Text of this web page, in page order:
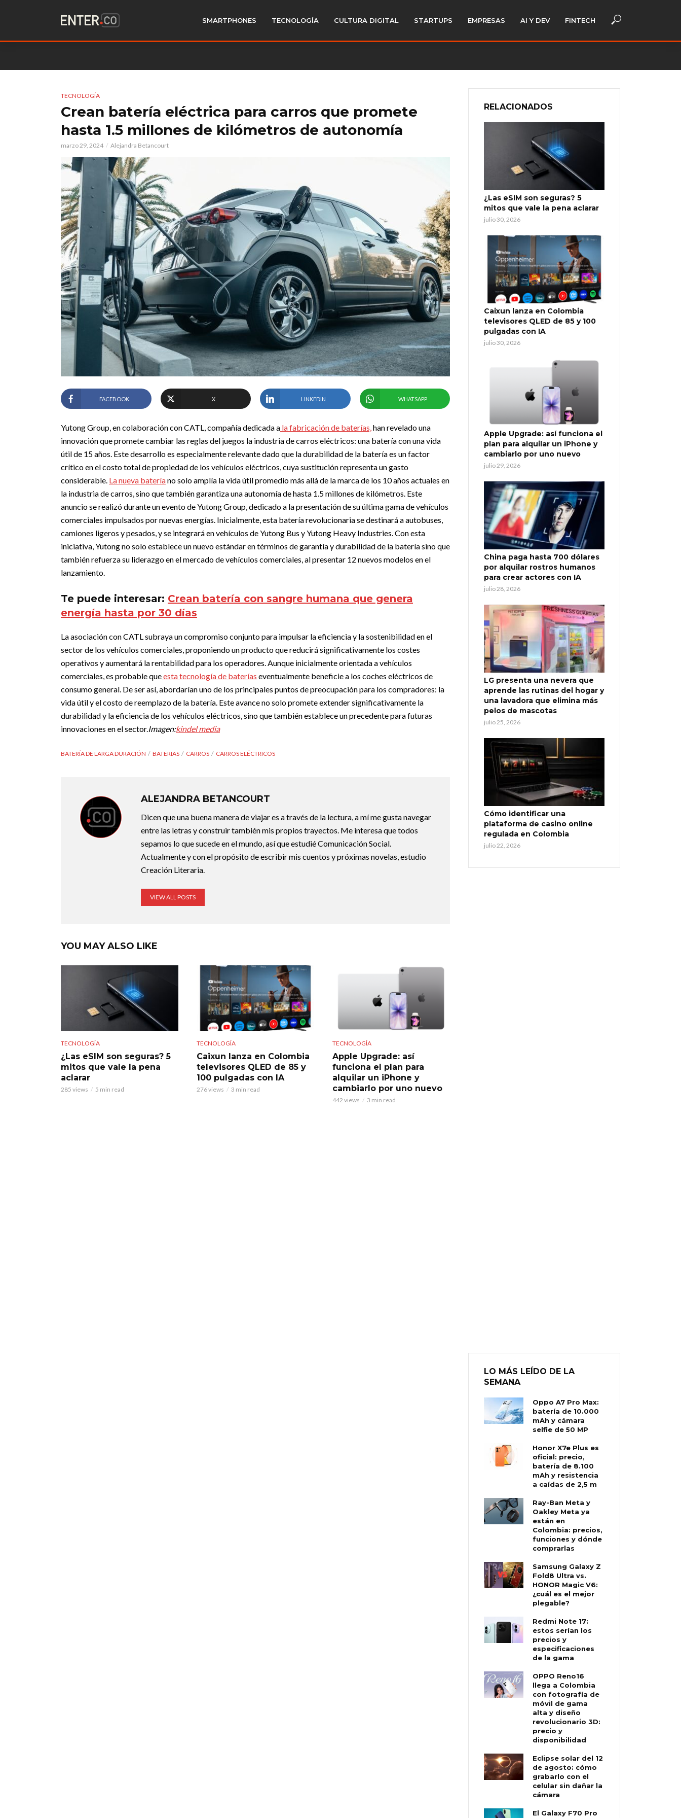
SMARTPHONES TECNOLOGÍA CULTURA DIGITAL STARTUPS EMPRESAS AI Y DEV FINTECH
TECNOLOGÍA
Crean batería eléctrica para carros que promete
hasta 1.5 millones de kilómetros de autonomía
marzo 29, 2024 Alejandra Betancourt
FACEBOOK X LINKEDIN WHATSAPP
Yutong Group, en colaboración con CATL, compañía dedicada a la fabricación de baterías,han revelado una
innovación que promete cambiar las reglas del juegos la industria de carros eléctricos: una batería con una vida
útil de 15 años. Este desarrollo es especialmente relevante dado que la durabilidad de la batería es un factor
crítico en el costo total de propiedad de los vehículos eléctricos, cuya sustitución representa un gasto
considerable. La nueva bateríano solo amplía la vida útil promedio más allá de la marca de los 10 años actuales en
la industria de carros, sino que también garantiza una autonomía de hasta 1.5 millones de kilómetros. Este
anuncio se realizó durante un evento de Yutong Group, dedicado a la presentación de su última gama de vehículos
comerciales impulsados por nuevas energías. Inicialmente, esta batería revolucionaria se destinará a autobuses,
camiones ligeros y pesados, y se integrará en vehículos de Yutong Bus y Yutong Heavy Industries. Con esta
iniciativa, Yutong no solo establece un nuevo estándar en términos de garantía y durabilidad de la batería sino que
también refuerza su liderazgo en el mercado de vehículos comerciales, al presentar 12 nuevos modelos en el
lanzamiento.
Te puede interesar: Crean batería con sangre humana que genera
energía hasta por 30 días
La asociación con CATL subraya un compromiso conjunto para impulsar la eficiencia y la sostenibilidad en el
sector de los vehículos comerciales, proponiendo un producto que reducirá significativamente los costes
operativos y aumentará la rentabilidad para los operadores.Aunque inicialmente orientada a vehículos
comerciales, es probable queesta tecnología de baterías eventualmente beneficie a los coches eléctricos de
consumo general. De ser así, abordarían uno de los principales puntos de preocupación para los compradores: la
vida útil y el costo de reemplazo de la batería. Este avance no solo promete extender significativamente la
durabilidad y la eficiencia de los vehículos eléctricos, sino que también establece un precedente para futuras
innovaciones en el sector.Imagen:kindel media
BATERÍA DE LARGA DURACIÓN BATERIAS CARROS CARROS ELÉCTRICOS
ALEJANDRA BETANCOURT
Dicen que una buena manera de viajar es a través de la lectura, a mí me gusta navegar
entre las letras y construir también mis propios trayectos. Me interesa que todos
sepamos lo que sucede en el mundo, así que estudié Comunicación Social.
Actualmente y con el propósito de escribir mis cuentos y próximas novelas, estudio
Creación Literaria.
VIEW ALL POSTS
YOU MAY ALSO LIKE
TECNOLOGÍA
¿Las eSIM son seguras? 5
mitos que vale la pena
aclarar
285 views 5 min read
TECNOLOGÍA
Caixun lanza en Colombia
televisores QLED de 85 y
100 pulgadas con IA
276 views 3 min read
TECNOLOGÍA
Apple Upgrade: así
funciona el plan para
alquilar un iPhone y
cambiarlo por uno nuevo
442 views 3 min read
RELACIONADOS
¿Las eSIM son seguras? 5
mitos que vale la pena aclarar
julio 30, 2026
Caixun lanza en Colombia
televisores QLED de 85 y 100
pulgadas con IA
julio 30, 2026
Apple Upgrade: así funciona el
plan para alquilar un iPhone y
cambiarlo por uno nuevo
julio 29, 2026
China paga hasta 700 dólares
por alquilar rostros humanos
para crear actores con IA
julio 28, 2026
LG presenta una nevera que
aprende las rutinas del hogar y
una lavadora que elimina más
pelos de mascotas
julio 25, 2026
Cómo identificar una
plataforma de casino online
regulada en Colombia
julio 22, 2026
LO MÁS LEÍDO DE LA
SEMANA
Oppo A7 Pro Max:
batería de 10.000
mAh y cámara
selfie de 50 MP
Honor X7e Plus es
oficial: precio,
batería de 8.100
mAh y resistencia
a caídas de 2,5 m
Ray-Ban Meta y
Oakley Meta ya
están en
Colombia: precios,
funciones y dónde
comprarlas
Samsung Galaxy Z
Fold8 Ultra vs.
HONOR Magic V6:
¿cuál es el mejor
plegable?
Redmi Note 17:
estos serían los
precios y
especificaciones
de la gama
OPPO Reno16
llega a Colombia
con fotografía de
móvil de gama
alta y diseño
revolucionario 3D:
precio y
disponibilidad
Eclipse solar del 12
de agosto: cómo
grabarlo con el
celular sin dañar la
cámara
El Galaxy F70 Pro